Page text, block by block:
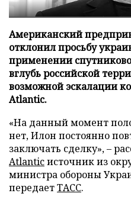
Американский
отклонил просьбу
применении
вглубь российской
возможной эскалации
Atlantic.
«На данный момент
нет, Илон постоянно
заключать сделку», –
Atlanticисточник из
министра обороны
передаетТАСС.